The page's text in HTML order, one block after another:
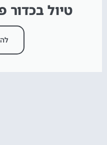
טיול בכדור